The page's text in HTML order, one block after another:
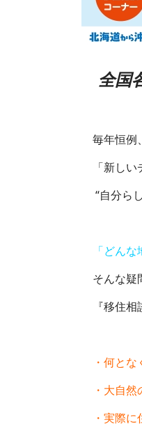
全国
毎年恒例
「新しい
“自分ら
「どんな
そんな疑
『移住相
・何と
・大自然
・実際に